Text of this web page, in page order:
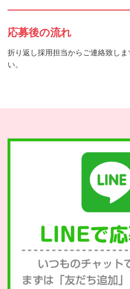
応募後の流れ
折り返し採用担当からご連絡致し
い。